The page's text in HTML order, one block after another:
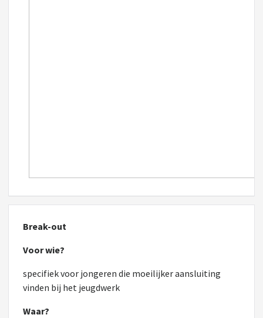
Break-out
Voor wie?
specifiek voor jongeren die moeilijker aansluiting
vinden bij het jeugdwerk
Waar?